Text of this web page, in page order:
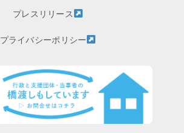
プレスリリース
プライバシーポリシー